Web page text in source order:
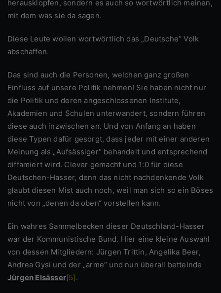
herausklopfen, sondern es auch so wortwörtlich meinen,
mit dem was sie da sagen.
Diese Leute wollen wortwörtlich das „Deutsche“ Volk
abschaffen.
Das sind auch die Personen, welchen ganz großen
Einfluss auf unsere Politik nehmen! Sie haben nicht nur
die Politik und deren angeschlossenen Institute,
Akademien und Schulen unterwandert, sondern führen
diese auch inzwischen an. Und von Anfang an haben
diese Typen dafür gesorgt, dass jeder mit einer anderen
Meinung als „Aufsässiger“ behandelt und entsprechend
diffamiert wird. Clever gemacht und 1:0 für diese
Deutschen-Hasser, denn das nicht nachdenkende Volk
glaubt diesen Mist auch noch, weil man sich so ein Böses
nicht von „denen da oben“ vorstellen kann.
Ein wahres Sammelbecken dieser Deutschland-Hasser
war der Kommunistische Bund. Hier eine kleine Auswahl
von dessen Mitgliedern: Jürgen Trittin, Angelika Beer,
Andrea Gysi und der „arme“ und nun überall bettelnde
Jürgen Elsässer[5].